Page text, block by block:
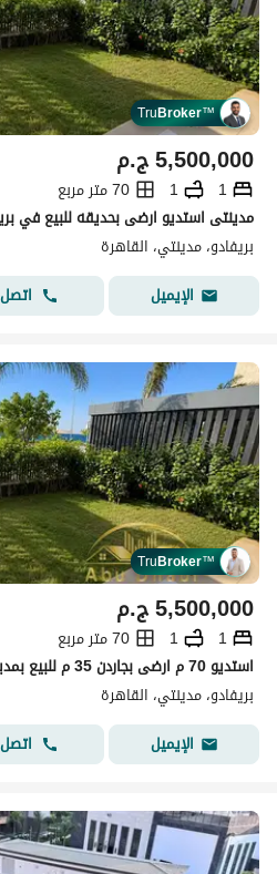
TruBroker™
ج.م5,500,000
1
1
70 متر مربع
مدينتى استديو ارضى بحديقه للبيع في
بريفادو، مدينتي، القاهرة
الإيميل
اتصل
TruBroker™
ج.م5,500,000
1
1
70 متر مربع
بريفادو، مدينتي، القاهرة
الإيميل
اتصل